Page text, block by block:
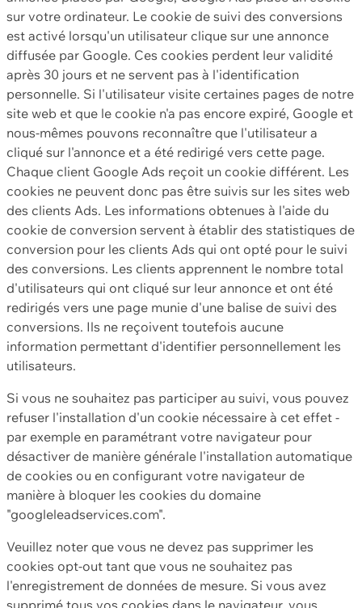
sur votre ordinateur. Le cookie de suivi des conversions
est activé lorsqu'un utilisateur clique sur une annonce
diffusée par Google. Ces cookies perdent leur validité
après 30 jours et ne servent pas à l'identification
personnelle. Si l'utilisateur visite certaines pages de notre
site web et que le cookie n'a pas encore expiré, Google et
nous-mêmes pouvons reconnaître que l'utilisateur a
cliqué sur l'annonce et a été redirigé vers cette page.
Chaque client Google Ads reçoit un cookie différent. Les
cookies ne peuvent donc pas être suivis sur les sites web
des clients Ads. Les informations obtenues à l'aide du
cookie de conversion servent à établir des statistiques de
conversion pour les clients Ads qui ont opté pour le suivi
des conversions. Les clients apprennent le nombre total
d'utilisateurs qui ont cliqué sur leur annonce et ont été
redirigés vers une page munie d'une balise de suivi des
conversions. Ils ne reçoivent toutefois aucune
information permettant d'identifier personnellement les
utilisateurs.
Si vous ne souhaitez pas participer au suivi, vous pouvez
refuser l'installation d'un cookie nécessaire à cet effet -
par exemple en paramétrant votre navigateur pour
désactiver de manière générale l'installation automatique
de cookies ou en configurant votre navigateur de
manière à bloquer les cookies du domaine
"googleleadservices.com".
Veuillez noter que vous ne devez pas supprimer les
cookies opt-out tant que vous ne souhaitez pas
l'enregistrement de données de mesure. Si vous avez